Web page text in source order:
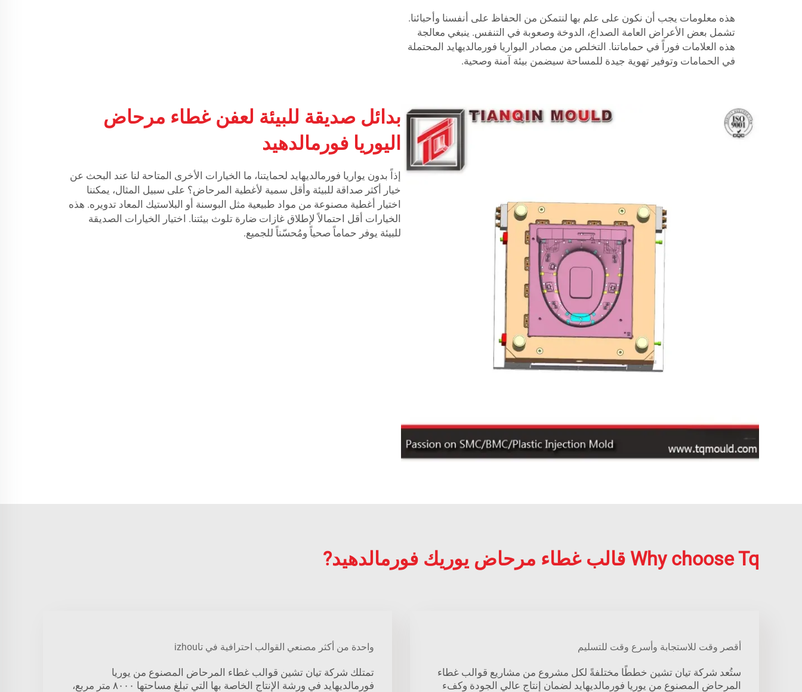
هذه معلومات يجب أن نكون على علم بها لنتمكن من الحفاظ على أنفسنا وأحبائنا.
تشمل بعض الأعراض العامة الصداع، الدوخة وصعوبة في التنفس. ينبغي معالجة
هذه العلامات فوراً في حماماتنا. التخلص من مصادر اليواريا فورمالديهايد المحتملة
في الحمامات وتوفير تهوية جيدة للمساحة سيضمن بيئة آمنة وصحية.
بدائل صديقة للبيئة لعفن غطاء مرحاض
اليوريا فورمالدهيد
إذاً بدون يواريا فورمالديهايد لحمايتنا، ما الخيارات الأخرى المتاحة لنا عند البحث عن
خيار أكثر صداقة للبيئة وأقل سمية لأغطية المرحاض؟ على سبيل المثال، يمكننا
اختيار أغطية مصنوعة من مواد طبيعية مثل البوسنة أو البلاستيك المعاد تدويره. هذه
الخيارات أقل احتمالاً لإطلاق غازات ضارة تلوث بيئتنا. اختيار الخيارات الصديقة
للبيئة يوفر حماماً صحياً ومُحسّناً للجميع.
Why choose Tq قالب غطاء مرحاض يوريك فورمالدهيد?
أقصر وقت للاستجابة وأسرع وقت للتسليم
ستُعد شركة تيان تشين خططًا مختلفةً لكل مشروع من مشاريع قوالب غطاء
المرحاض المصنوع من يوريا فورمالديهايد لضمان إنتاج عالي الجودة وكفء
واحدة من أكثر مصنعي القوالب احترافية في تاizhou
تمتلك شركة تيان تشين قوالب غطاء المرحاض المصنوع من يوريا
فورمالديهايد في ورشة الإنتاج الخاصة بها التي تبلغ مساحتها ٨٠٠٠ متر مربع،